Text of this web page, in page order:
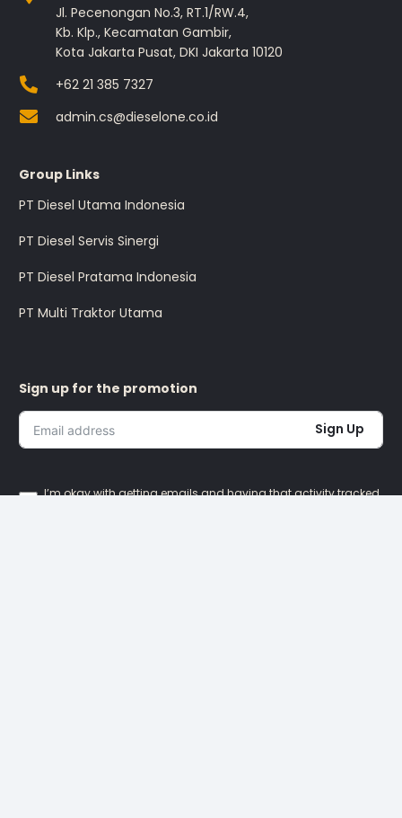
Jl. Pecenongan No.3, RT.1/RW.4,
Kb. Klp., Kecamatan Gambir,
Kota Jakarta Pusat, DKI Jakarta 10120
+62 21 385 7327
admin.cs@dieselone.co.id
Group Links
PT Diesel Utama Indonesia
PT Diesel Servis Sinergi
PT Diesel Pratama Indonesia
PT Multi Traktor Utama
Sign up for the promotion
Sign Up
I’m okay with getting emails and having that activity tracked